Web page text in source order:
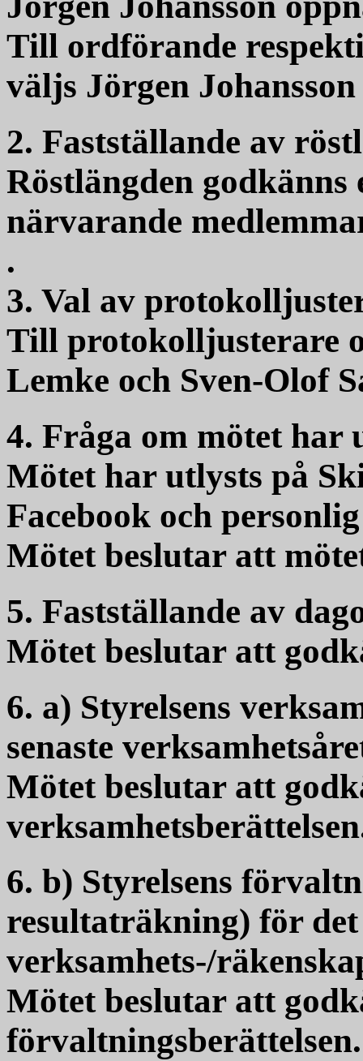
Till ordförande
väljs Jörgen
2. Fastställande av
Röstlängden
närvarande
.
3. Val av
Till protokolljusterare
Lemke och Sven-Olof
4. Fråga om mötet har
Mötet har utlysts på
Facebook och
Mötet beslutar att
5. Fastställande av
Mötet beslutar att
6. a) Styrelsens
senaste
Mötet beslutar att
6. b) Styrelsens
resultaträkning) för det
verksamhets-/
Mötet beslutar att
förvaltningsberättelsen.